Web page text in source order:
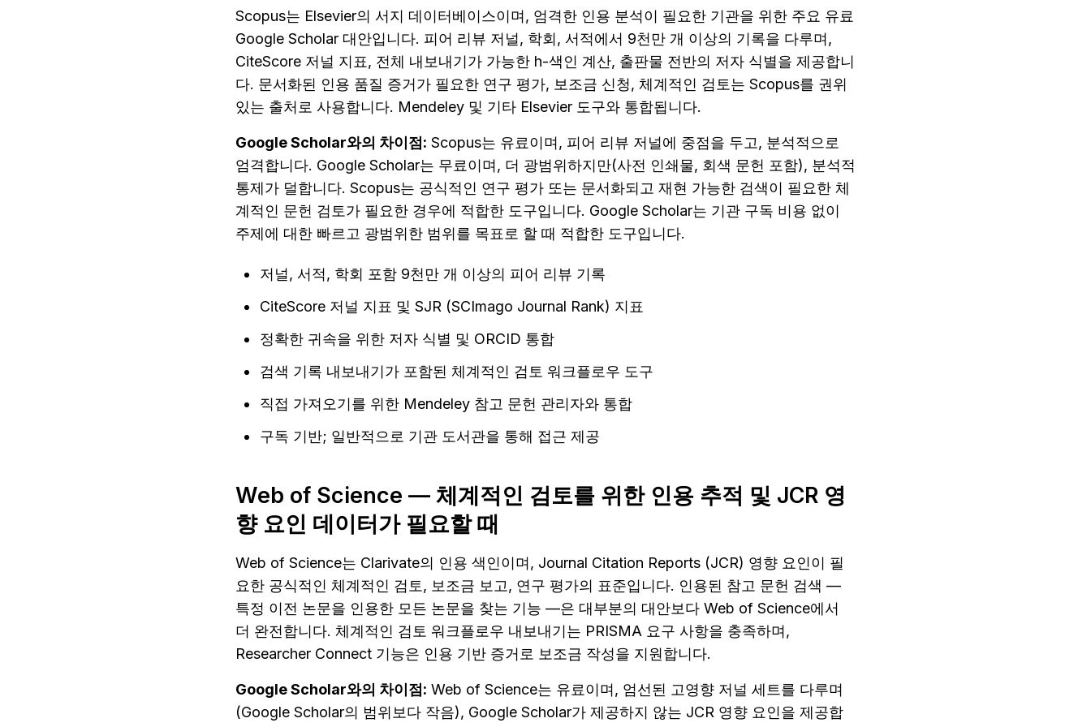
Scopus는 Elsevier의 서지 데이터베이스이며, 엄격한 인용 분석이 필요한 기관을 위한 주요 유료
Google Scholar 대안입니다. 피어 리뷰 저널, 학회, 서적에서 9천만 개 이상의 기록을 다루며,
CiteScore 저널 지표, 전체 내보내기가 가능한 h-색인 계산, 출판물 전반의 저자 식별을 제공합니
다. 문서화된 인용 품질 증거가 필요한 연구 평가, 보조금 신청, 체계적인 검토는 Scopus를 권위
있는 출처로 사용합니다. Mendeley 및 기타 Elsevier 도구와 통합됩니다.
Google Scholar와의 차이점: Scopus는 유료이며, 피어 리뷰 저널에 중점을 두고, 분석적으로
엄격합니다. Google Scholar는 무료이며, 더 광범위하지만(사전 인쇄물, 회색 문헌 포함), 분석적
통제가 덜합니다. Scopus는 공식적인 연구 평가 또는 문서화되고 재현 가능한 검색이 필요한 체
계적인 문헌 검토가 필요한 경우에 적합한 도구입니다. Google Scholar는 기관 구독 비용 없이
주제에 대한 빠르고 광범위한 범위를 목표로 할 때 적합한 도구입니다.
저널, 서적, 학회 포함 9천만 개 이상의 피어 리뷰 기록
CiteScore 저널 지표 및 SJR (SCImago Journal Rank) 지표
정확한 귀속을 위한 저자 식별 및 ORCID 통합
검색 기록 내보내기가 포함된 체계적인 검토 워크플로우 도구
직접 가져오기를 위한 Mendeley 참고 문헌 관리자와 통합
구독 기반; 일반적으로 기관 도서관을 통해 접근 제공
Web of Science — 체계적인 검토를 위한 인용 추적 및 JCR 영
향 요인 데이터가 필요할 때
Web of Science는 Clarivate의 인용 색인이며, Journal Citation Reports (JCR) 영향 요인이 필
요한 공식적인 체계적인 검토, 보조금 보고, 연구 평가의 표준입니다. 인용된 참고 문헌 검색 —
특정 이전 논문을 인용한 모든 논문을 찾는 기능 —은 대부분의 대안보다 Web of Science에서
더 완전합니다. 체계적인 검토 워크플로우 내보내기는 PRISMA 요구 사항을 충족하며,
Researcher Connect 기능은 인용 기반 증거로 보조금 작성을 지원합니다.
Google Scholar와의 차이점: Web of Science는 유료이며, 엄선된 고영향 저널 세트를 다루며
(Google Scholar의 범위보다 작음), Google Scholar가 제공하지 않는 JCR 영향 요인을 제공합